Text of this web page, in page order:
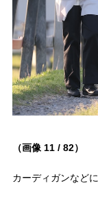
（画像 11 / 82）
カーディガンなど